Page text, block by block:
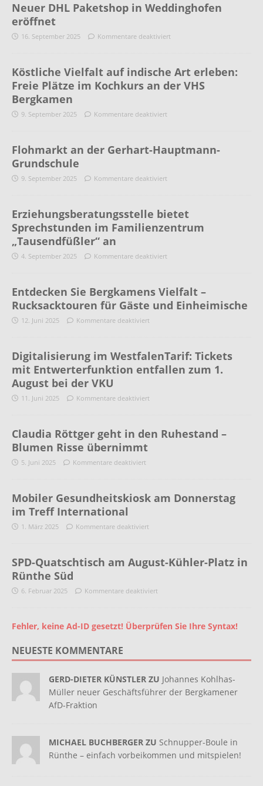
Neuer DHL Paketshop in Weddinghofen
eröffnet
16. September 2025 Kommentare deaktiviert
Köstliche Vielfalt auf indische Art erleben:
Freie Plätze im Kochkurs an der VHS
Bergkamen
9. September 2025 Kommentare deaktiviert
Flohmarkt an der Gerhart-Hauptmann-
Grundschule
9. September 2025 Kommentare deaktiviert
Erziehungsberatungsstelle bietet
Sprechstunden im Familienzentrum
„Tausendfüßler“ an
4. September 2025 Kommentare deaktiviert
Entdecken Sie Bergkamens Vielfalt –
Rucksacktouren für Gäste und Einheimische
12. Juni 2025 Kommentare deaktiviert
Digitalisierung im WestfalenTarif: Tickets
mit Entwerterfunktion entfallen zum 1.
August bei der VKU
11. Juni 2025 Kommentare deaktiviert
Claudia Röttger geht in den Ruhestand –
Blumen Risse übernimmt
5. Juni 2025 Kommentare deaktiviert
Mobiler Gesundheitskiosk am Donnerstag
im Treff International
1. März 2025 Kommentare deaktiviert
SPD-Quatschtisch am August-Kühler-Platz in
Rünthe Süd
6. Februar 2025 Kommentare deaktiviert
Fehler, keine Ad-ID gesetzt! Überprüfen Sie Ihre Syntax!
NEUESTE KOMMENTARE
GERD-DIETER KÜNSTLER ZU Johannes Kohlhas-
Müller neuer Geschäftsführer der Bergkamener
AfD-Fraktion
MICHAEL BUCHBERGER ZU Schnupper-Boule in
Rünthe – einfach vorbeikommen und mitspielen!